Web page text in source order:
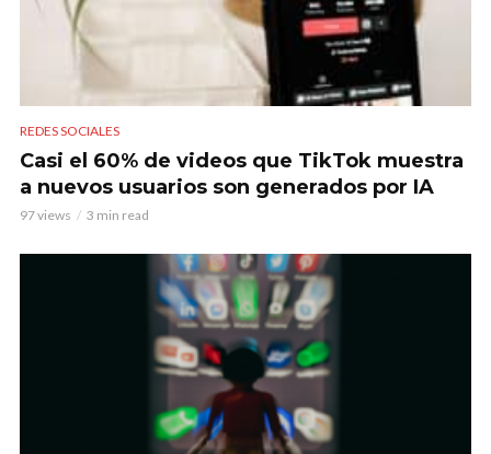
REDES SOCIALES
Casi el 60% de videos que TikTok muestra
a nuevos usuarios son generados por IA
97 views 3 min read